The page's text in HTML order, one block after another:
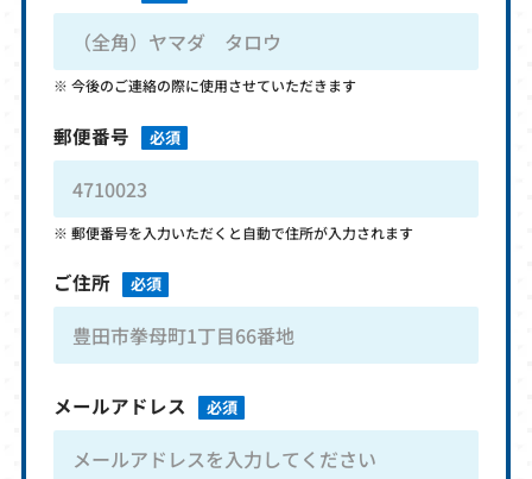
今後のご連絡の際に使用させていただきます
郵便番号 必須
郵便番号を入力いただくと自動で住所が入力されます
ご住所 必須
メールアドレス 必須